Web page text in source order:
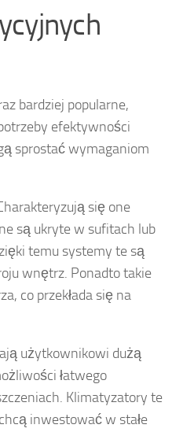
bardziej popularne,
efektywności
sprostać wymaganiom
się one
są ukryte w sufitach lub
temu systemy te są
wnętrz. Ponadto takie
co przekłada się na
użytkownikowi dużą
łatwego
Klimatyzatory te
inwestować w stałe